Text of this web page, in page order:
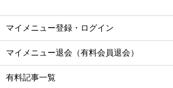
マイメニュー登録・ログイン
マイメニュー退会（有料会員退会）
有料記事一覧